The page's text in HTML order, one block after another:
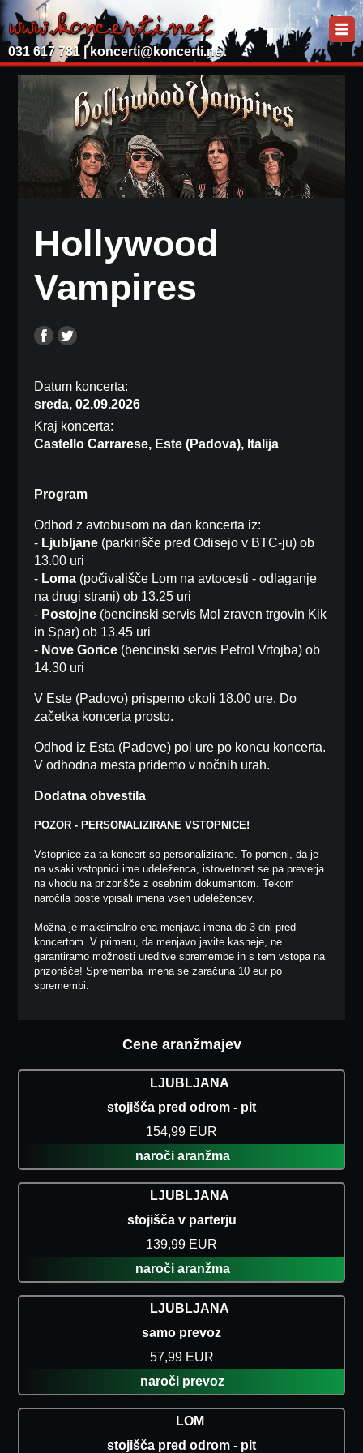
031 617 781 | koncerti@koncerti.net
Hollywood
Vampires
Datum koncerta:
sreda, 02.09.2026
Kraj koncerta:
Castello Carrarese, Este (Padova), Italija
Program
Odhod z avtobusom na dan koncerta iz:
- Ljubljane (parkirišče pred Odisejo v BTC-ju) ob
13.00 uri
- Loma (počivališče Lom na avtocesti - odlaganje
na drugi strani) ob 13.25 uri
- Postojne (bencinski servis Mol zraven trgovin Kik
in Spar) ob 13.45 uri
- Nove Gorice (bencinski servis Petrol Vrtojba) ob
14.30 uri
V Este (Padovo) prispemo okoli 18.00 ure. Do
začetka koncerta prosto.
Odhod iz Esta (Padove) pol ure po koncu koncerta.
V odhodna mesta pridemo v nočnih urah.
Dodatna obvestila
POZOR - PERSONALIZIRANE VSTOPNICE!
Vstopnice za ta koncert so personalizirane. To pomeni, da je
na vsaki vstopnici ime udeleženca, istovetnost se pa preverja
na vhodu na prizorišče z osebnim dokumentom. Tekom
naročila boste vpisali imena vseh udeležencev.
Možna je maksimalno ena menjava imena do 3 dni pred
koncertom. V primeru, da menjavo javite kasneje, ne
garantiramo možnosti ureditve spremembe in s tem vstopa na
prizorišče! Sprememba imena se zaračuna 10 eur po
spremembi.
Cene aranžmajev
LJUBLJANA
stojišča pred odrom - pit
154,99 EUR
naroči aranžma
LJUBLJANA
stojišča v parterju
139,99 EUR
naroči aranžma
LJUBLJANA
samo prevoz
57,99 EUR
naroči prevoz
LOM
stojišča pred odrom - pit